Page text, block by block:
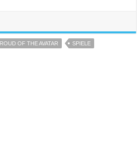
OF THE AVATAR SPIELE